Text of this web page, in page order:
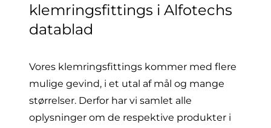
klemringsfittings i Alfotechs
datablad
Vores klemringsfittings kommer med flere
mulige gevind, i et utal af mål og mange
størrelser. Derfor har vi samlet alle
oplysninger om de respektive produkter i